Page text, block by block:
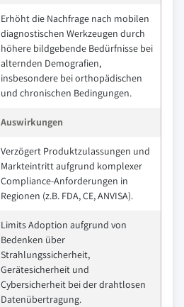
Erhöht die Nachfrage nach mobilen
diagnostischen Werkzeugen durch
höhere bildgebende Bedürfnisse bei
alternden Demografien,
insbesondere bei orthopädischen
und chronischen Bedingungen.
Auswirkungen
Verzögert Produktzulassungen und
Markteintritt aufgrund komplexer
Compliance-Anforderungen in
Regionen (z.B. FDA, CE, ANVISA).
Limits Adoption aufgrund von
Bedenken über
Strahlungssicherheit,
Gerätesicherheit und
Cybersicherheit bei der drahtlosen
Datenübertragung.